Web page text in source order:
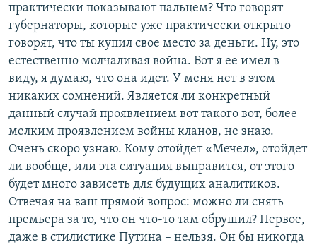
практически показывают пальцем? Что говорят
губернаторы, которые уже практически открыто
говорят, что ты купил свое место за деньги. Ну, это
естественно молчаливая война. Вот я ее имел в
виду, я думаю, что она идет. У меня нет в этом
никаких сомнений. Является ли конкретный
данный случай проявлением вот такого вот, более
мелким проявлением войны кланов, не знаю.
Очень скоро узнаю. Кому отойдет «Мечел», отойдет
ли вообще, или эта ситуация выправится, от этого
будет много зависеть для будущих аналитиков.
Отвечая на ваш прямой вопрос: можно ли снять
премьера за то, что он что-то там обрушил? Первое,
даже в стилистике Путина – нельзя. Он бы никогда